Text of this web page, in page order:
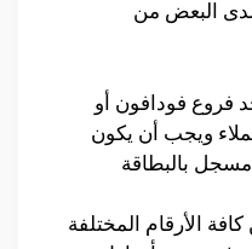
البعض من
فروع فودافون أو
ويجب أن يكون
بالبطاقة
الأرقام المختلفة